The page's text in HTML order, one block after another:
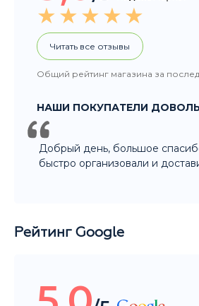
Добрый день, большое спасибо
быстро организовали и
Рейтинг Google
5,0
Читать все отзывы
НАШИ ПОКУПАТЕЛИ